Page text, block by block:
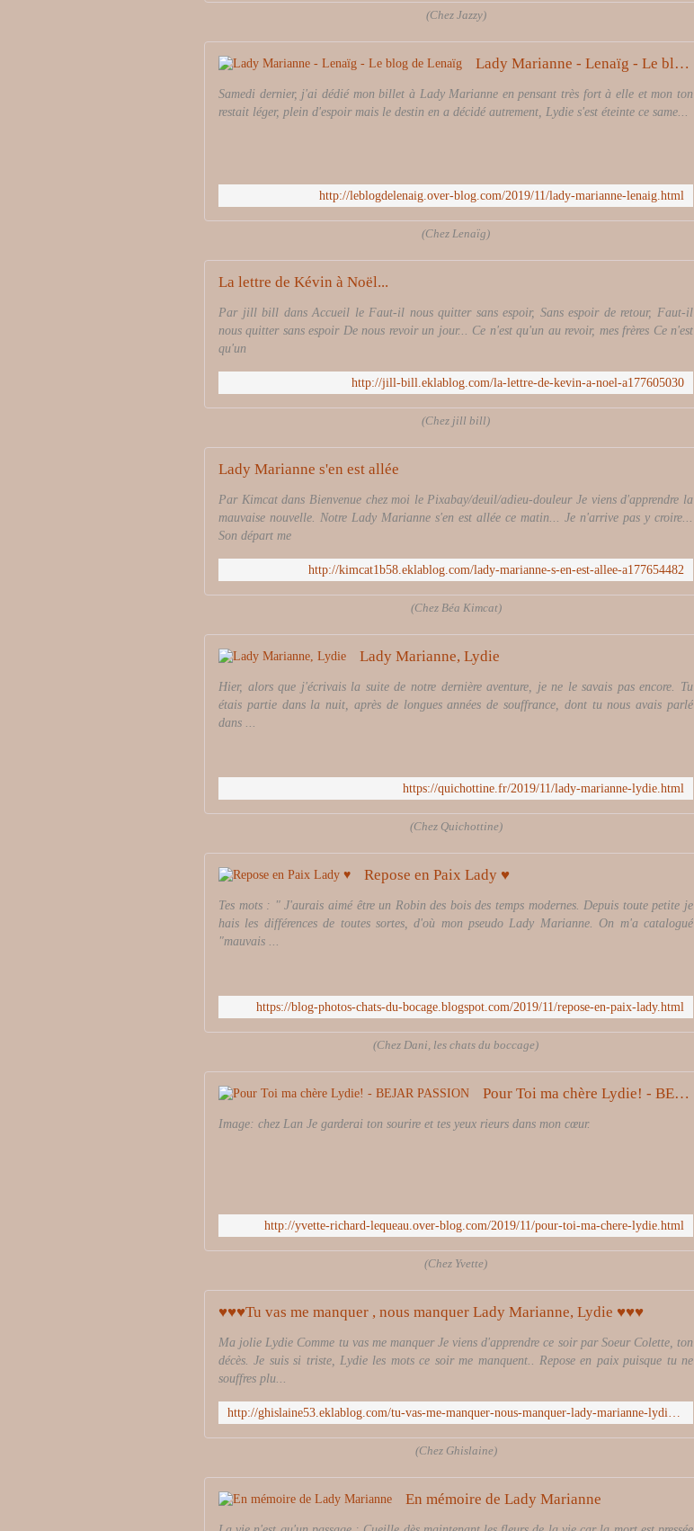
(Chez Jazzy)
Lady Marianne - Lenaïg - Le blog de Lenaïg
Samedi dernier, j'ai dédié mon billet à Lady Marianne en pensant très fort à elle et mon ton
restait léger, plein d'espoir mais le destin en a décidé autrement, Lydie s'est éteinte ce same...
http://leblogdelenaig.over-blog.com/2019/11/lady-marianne-lenaig.html
(Chez Lenaïg)
La lettre de Kévin à Noël...
Par jill bill dans Accueil le Faut-il nous quitter sans espoir, Sans espoir de retour, Faut-il
nous quitter sans espoir De nous revoir un jour... Ce n'est qu'un au revoir, mes frères Ce n'est
qu'un
http://jill-bill.eklablog.com/la-lettre-de-kevin-a-noel-a177605030
(Chez jill bill)
Lady Marianne s'en est allée
Par Kimcat dans Bienvenue chez moi le Pixabay/deuil/adieu-douleur Je viens d'apprendre la
mauvaise nouvelle. Notre Lady Marianne s'en est allée ce matin... Je n'arrive pas y croire...
Son départ me
http://kimcat1b58.eklablog.com/lady-marianne-s-en-est-allee-a177654482
(Chez Béa Kimcat)
Lady Marianne, Lydie
Hier, alors que j'écrivais la suite de notre dernière aventure, je ne le savais pas encore. Tu
étais partie dans la nuit, après de longues années de souffrance, dont tu nous avais parlé
dans ...
https://quichottine.fr/2019/11/lady-marianne-lydie.html
(Chez Quichottine)
Repose en Paix Lady ♥
Tes mots : " J'aurais aimé être un Robin des bois des temps modernes. Depuis toute petite je
hais les différences de toutes sortes, d'où mon pseudo Lady Marianne. On m'a catalogué
"mauvais ...
https://blog-photos-chats-du-bocage.blogspot.com/2019/11/repose-en-paix-lady.html
(Chez Dani, les chats du boccage)
Pour Toi ma chère Lydie! - BEJAR PASSION
Image: chez Lan Je garderai ton sourire et tes yeux rieurs dans mon cœur.
http://yvette-richard-lequeau.over-blog.com/2019/11/pour-toi-ma-chere-lydie.html
(Chez Yvette)
♥♥♥Tu vas me manquer , nous manquer Lady Marianne, Lydie ♥♥♥
Ma jolie Lydie Comme tu vas me manquer Je viens d'apprendre ce soir par Soeur Colette, ton
décès. Je suis si triste, Lydie les mots ce soir me manquent.. Repose en paix puisque tu ne
souffres plu...
http://ghislaine53.eklablog.com/tu-vas-me-manquer-nous-manquer-lady-marianne-lydie-a177656400
(Chez Ghislaine)
En mémoire de Lady Marianne